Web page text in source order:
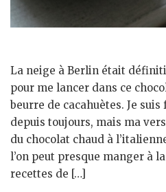
La neige à Berlin était
pour me lancer dans ce
beurre de cacahuètes. Je
depuis toujours, mais ma
du chocolat chaud à
l’on peut presque manger à
recettes de […]